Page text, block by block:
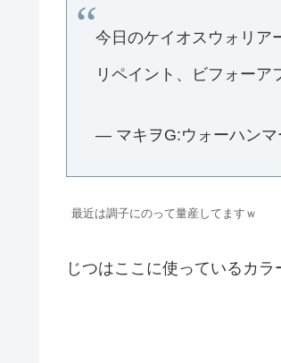
今日のケイオスウォリア
リペイント、ビフォーア
— マキヲG:ウォーハンマ
最近は調子にのって量産してますｗ
じつはここに使っているカラ